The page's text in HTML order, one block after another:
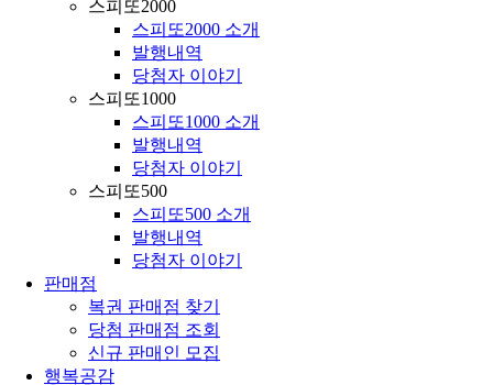
스피또2000
스피또2000 소개
발행내역
당첨자 이야기
스피또1000
스피또1000 소개
발행내역
당첨자 이야기
스피또500
스피또500 소개
발행내역
당첨자 이야기
판매점
복권 판매점 찾기
당첨 판매점 조회
신규 판매인 모집
행복공감